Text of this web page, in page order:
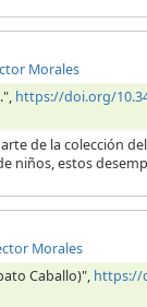
Morales
https://doi.org/
de la colección
niños, estos
Morales
Caballo)", https://